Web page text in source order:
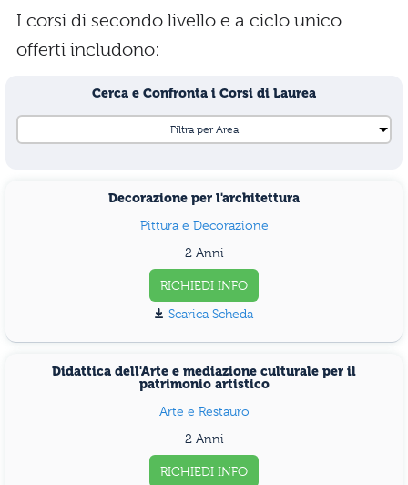
I corsi di secondo livello e a ciclo unico
offerti includono:
Cerca e Confronta i Corsi di Laurea
Decorazione per l'architettura
Pittura e Decorazione
2 Anni
RICHIEDI INFO
Scarica Scheda
Didattica dell'Arte e mediazione culturale per il
patrimonio artistico
Arte e Restauro
2 Anni
RICHIEDI INFO